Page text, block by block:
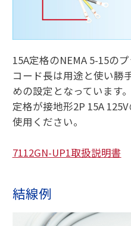
15A定格のNEMA 5-15の
コード長は用途と使い勝
めの設定となっています。
定格が接地形2P 15A
使用ください。
7112GN-UP1取扱説明書
結線例